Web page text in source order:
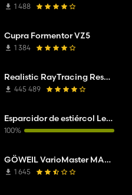
1 488
Cupra Formentor VZ5
1 384
Realistic RayTracing Reshade Preset
445 489
Esparcidor de estiércol Leboulch
100%
GÖWEIL VarioMaster MAS COMPLETE
1 645